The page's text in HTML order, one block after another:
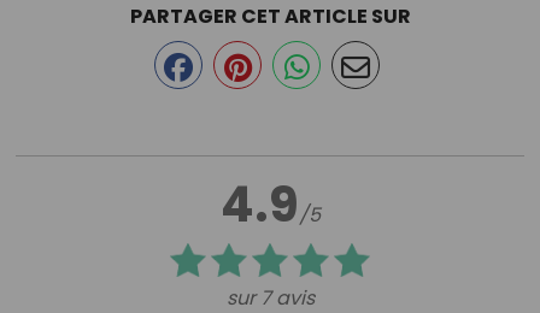
4.9/5
sur 7 avis
PARTAGER CET ARTICLE SUR